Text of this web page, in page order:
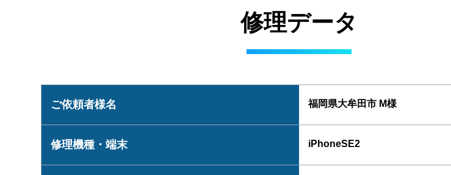
修理データ
ご依頼者様名 福岡県大牟田市 M様
修理機種・端末 iPhoneSE2